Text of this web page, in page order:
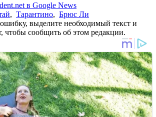
в Google News
, Тарантино, Брюс Ли
выделите необходимый текст и
чтобы сообщить об этом редакции.